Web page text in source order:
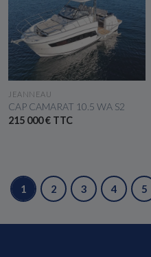
VOIR LE BATEAU
JEANNEAU
CAP CAMARAT 10.5 WA S2
215 000 € TTC
1 2 3 4 5